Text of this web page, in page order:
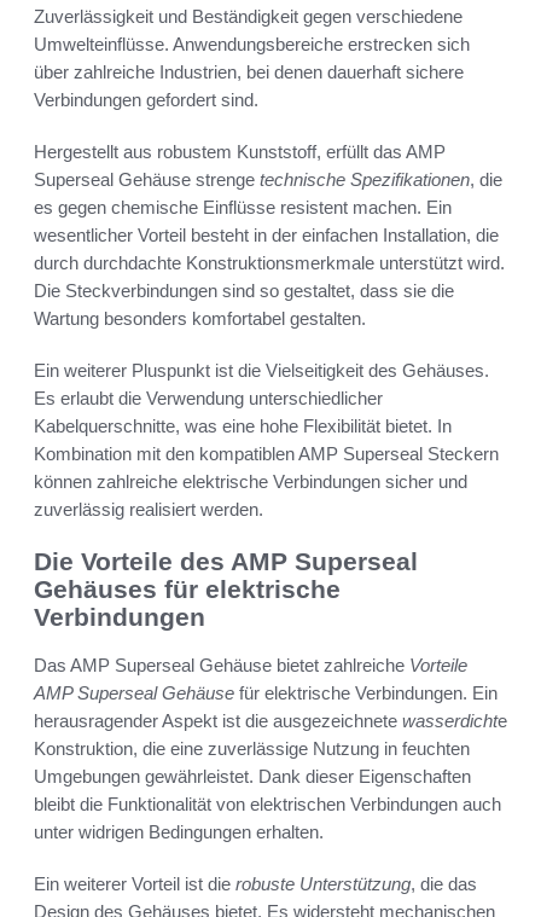
Zuverlässigkeit und Beständigkeit gegen verschiedene
Umwelteinflüsse. Anwendungsbereiche erstrecken sich
über zahlreiche Industrien, bei denen dauerhaft sichere
Verbindungen gefordert sind.
Hergestellt aus robustem Kunststoff, erfüllt das AMP
Superseal Gehäuse strenge technische Spezifikationen, die
es gegen chemische Einflüsse resistent machen. Ein
wesentlicher Vorteil besteht in der einfachen Installation, die
durch durchdachte Konstruktionsmerkmale unterstützt wird.
Die Steckverbindungen sind so gestaltet, dass sie die
Wartung besonders komfortabel gestalten.
Ein weiterer Pluspunkt ist die Vielseitigkeit des Gehäuses.
Es erlaubt die Verwendung unterschiedlicher
Kabelquerschnitte, was eine hohe Flexibilität bietet. In
Kombination mit den kompatiblen AMP Superseal Steckern
können zahlreiche elektrische Verbindungen sicher und
zuverlässig realisiert werden.
Die Vorteile des AMP Superseal
Gehäuses für elektrische
Verbindungen
Das AMP Superseal Gehäuse bietet zahlreiche Vorteile
AMP Superseal Gehäuse für elektrische Verbindungen. Ein
herausragender Aspekt ist die ausgezeichnete wasserdichte
Konstruktion, die eine zuverlässige Nutzung in feuchten
Umgebungen gewährleistet. Dank dieser Eigenschaften
bleibt die Funktionalität von elektrischen Verbindungen auch
unter widrigen Bedingungen erhalten.
Ein weiterer Vorteil ist die robuste Unterstützung, die das
Design des Gehäuses bietet. Es widersteht mechanischen